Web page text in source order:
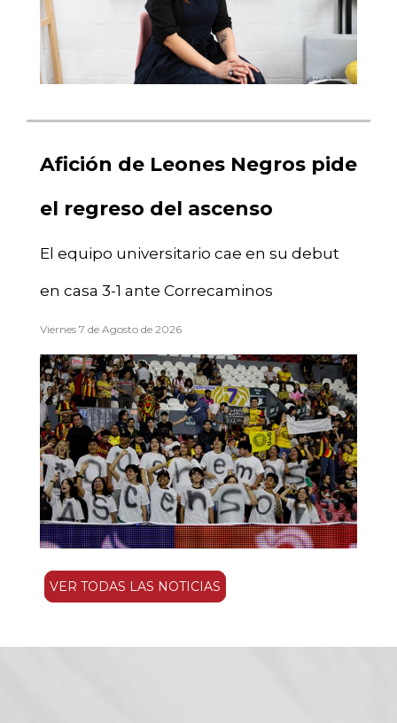
Afición de Leones Negros pide
el regreso del ascenso
El equipo universitario cae en su debut
en casa 3-1 ante Correcaminos
Viernes 7 de Agosto de 2026
VER TODAS LAS NOTICIAS